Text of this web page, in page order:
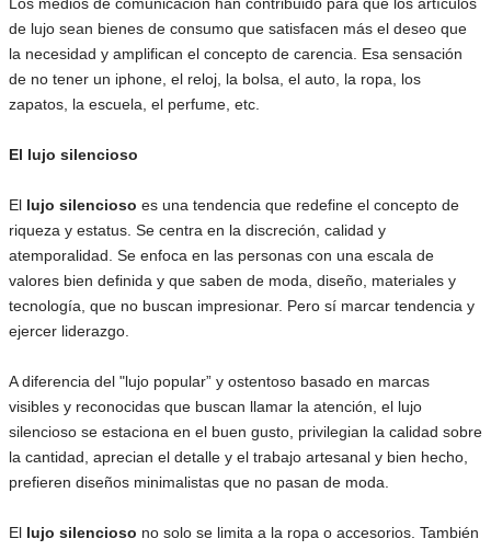
de lujo sean bienes de consumo que satisfacen más el deseo que
la necesidad y amplifican el concepto de carencia. Esa sensación
de no tener un iphone, el reloj, la bolsa, el auto, la ropa, los
zapatos, la escuela, el perfume, etc.
El lujo silencioso
El lujo silencioso es una tendencia que redefine el concepto de
riqueza y estatus. Se centra en la discreción, calidad y
atemporalidad. Se enfoca en las personas con una escala de
valores bien definida y que saben de moda, diseño, materiales y
tecnología, que no buscan impresionar. Pero sí marcar tendencia y
ejercer liderazgo.
A diferencia del "lujo popular” y ostentoso basado en marcas
visibles y reconocidas que buscan llamar la atención, el lujo
silencioso se estaciona en el buen gusto, privilegian la calidad sobre
la cantidad, aprecian el detalle y el trabajo artesanal y bien hecho,
prefieren diseños minimalistas que no pasan de moda.
El lujo silencioso no solo se limita a la ropa o accesorios. También